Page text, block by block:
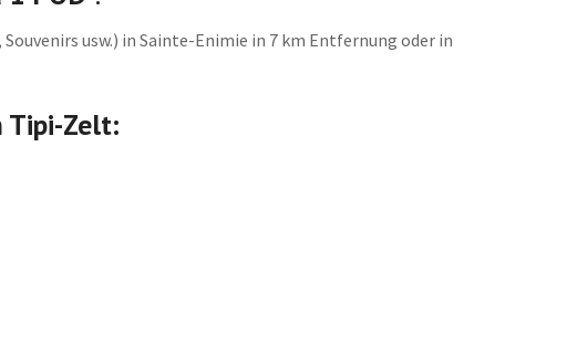
usw.) in Sainte-Enimie in 7 km Entfernung oder in
Tipi-Zelt: